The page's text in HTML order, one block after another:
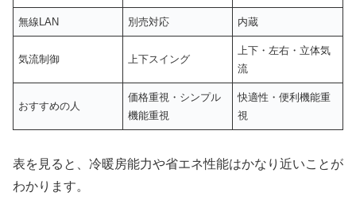
無線LAN 別売対応 内蔵
気流制御 上下スイング
上下・左右・立体気
流
おすすめの人
価格重視・シンプル
機能重視
快適性・便利機能重
視
表を見ると、冷暖房能力や省エネ性能はかなり近いことが
わかります。